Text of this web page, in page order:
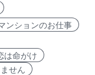
ンションのお仕事
は命がけ
せん